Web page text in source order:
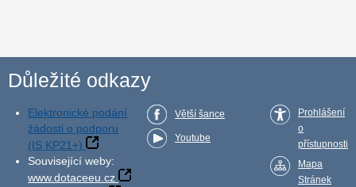
Důležité odkazy
Elektronické podání
žádosti o podporu
(IS KP21+)
Související weby:
www.dotaceeu.cz
Větší šance
Youtube
Prohlášení
o
přístupnosti
Mapa
Stránek